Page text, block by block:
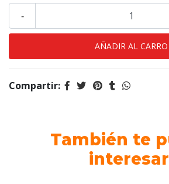
-
Compartir:
También te